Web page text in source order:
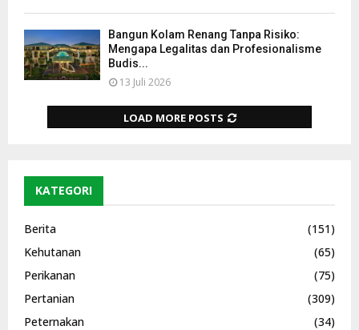
Bangun Kolam Renang Tanpa Risiko:
Mengapa Legalitas dan Profesionalisme
Budis...
13 Juli 2026
LOAD MORE POSTS
KATEGORI
Berita
(151)
Kehutanan
(65)
Perikanan
(75)
Pertanian
(309)
Peternakan
(34)